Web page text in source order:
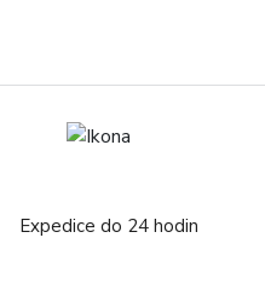
Expedice do 24 hodin